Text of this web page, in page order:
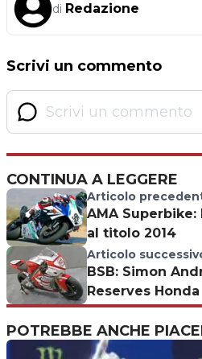
di Redazione
Scrivi un commento
CONTINUA A LEGGERE
Articolo
AMA
al titolo 2014
Articolo
BSB: Simon
Reserves Honda
POTREBBE ANCHE